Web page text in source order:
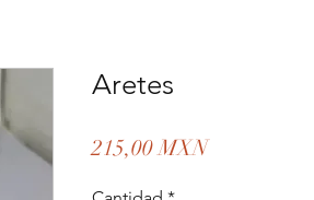
Aretes
215,00 MXNPrecio